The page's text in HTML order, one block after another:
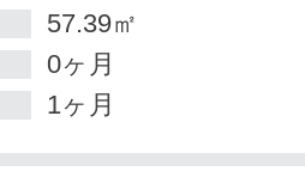
57.39㎡
0ヶ月
1ヶ月